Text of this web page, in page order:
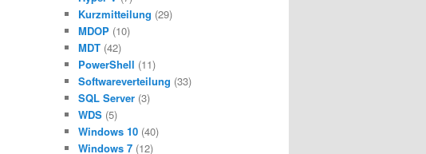
Kurzmitteilung (29)
MDOP (10)
MDT (42)
PowerShell (11)
Softwareverteilung (33)
SQL Server (3)
WDS (5)
Windows 10 (40)
Windows 7 (12)